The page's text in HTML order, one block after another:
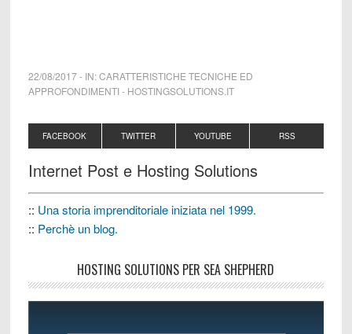
22/08/2017- IN:CARATTERISTICHE TECNICHE ED
APPROFONDIMENTI- HOSTINGSOLUTIONS.IT
FACEBOOK TWITTER YOUTUBE RSS
Internet Post e Hosting Solutions
:: Una storia imprenditoriale iniziata nel 1999.
:: Perchè un blog.
HOSTING SOLUTIONS PER SEA SHEPHERD